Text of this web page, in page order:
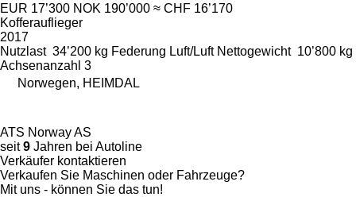
EUR 17’300 NOK 190’000 ≈ CHF 16’170
Kofferauflieger
2017
Nutzlast 34’200 kg Federung Luft/Luft Nettogewicht 10’800 kg
Achsenanzahl 3
Norwegen, HEIMDAL
ATS Norway AS
seit9 Jahren bei Autoline
Verkäufer kontaktieren
Verkaufen Sie Maschinen oder Fahrzeuge?
Mit uns - können Sie das tun!